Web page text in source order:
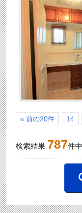
« 前の20件 14
検索結果 787件中